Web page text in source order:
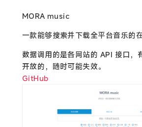
MORA music
一款能够搜索并下载全平台音乐的
数据调用的是各网站的 API 接口，
开放的，随时可能失效。
GitHub